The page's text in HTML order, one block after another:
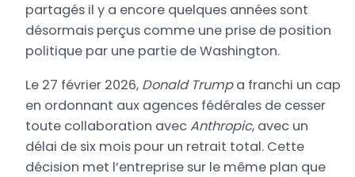
partagés il y a encore quelques années sont
désormais perçus comme une prise de position
politique par une partie de Washington.
Le 27 février 2026, Donald Trumpa franchi un cap
en ordonnant aux agences fédérales de cesser
toute collaboration avecAnthropic, avec un
délai de six mois pour un retrait total. Cette
décision met l’entreprise sur le même plan que